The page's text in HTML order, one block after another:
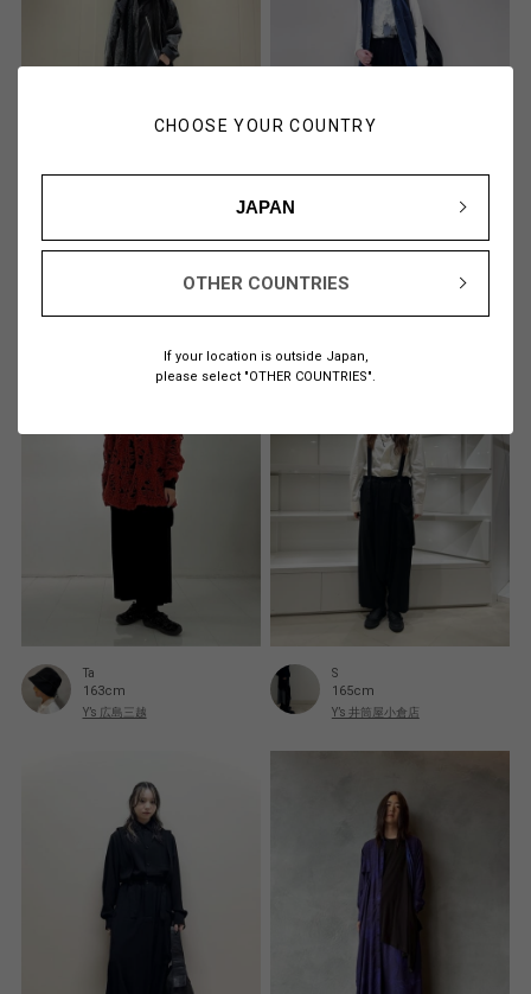
CHOOSE YOUR COUNTRY
JAPAN
OTHER COUNTRIES
If your location is outside Japan,
please select "OTHER COUNTRIES".
Hirato
LIMI feu伊勢丹新宿店
Kameyama
Y’s 大丸札幌店
Ta
163cm
Y’s 広島三越
S
165cm
Y’s 井筒屋小倉店